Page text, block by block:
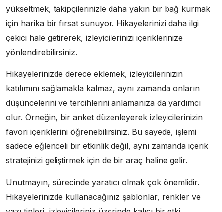
yükseltmek, takipçilerinizle daha yakın bir bağ kurmak
için harika bir fırsat sunuyor. Hikayelerinizi daha ilgi
çekici hale getirerek, izleyicilerinizi içeriklerinize
yönlendirebilirsiniz.
Hikayelerinizde derece eklemek, izleyicilerinizin
katılımını sağlamakla kalmaz, aynı zamanda onların
düşüncelerini ve tercihlerini anlamanıza da yardımcı
olur. Örneğin, bir anket düzenleyerek izleyicilerinizin
favori içeriklerini öğrenebilirsiniz. Bu sayede, işlemi
sadece eğlenceli bir etkinlik değil, aynı zamanda içerik
stratejinizi geliştirmek için de bir araç haline gelir.
Unutmayın, sürecinde yaratıcı olmak çok önemlidir.
Hikayelerinizde kullanacağınız şablonlar, renkler ve